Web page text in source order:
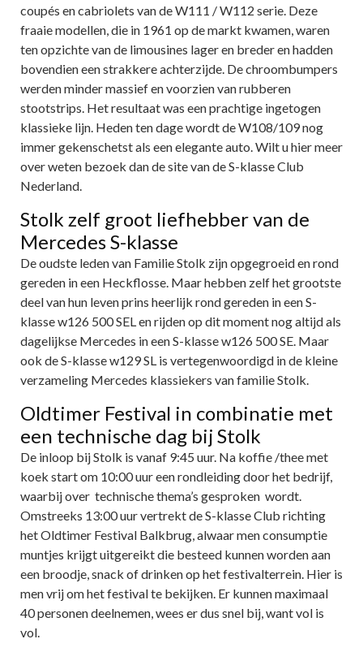
coupés en cabriolets van de W111 / W112 serie. Deze
fraaie modellen, die in 1961 op de markt kwamen, waren
ten opzichte van de limousines lager en breder en hadden
bovendien een strakkere achterzijde. De chroombumpers
werden minder massief en voorzien van rubberen
stootstrips. Het resultaat was een prachtige ingetogen
klassieke lijn. Heden ten dage wordt de W108/109 nog
immer gekenschetst als een elegante auto. Wilt u hier meer
over weten bezoek dan de site van de S-klasse Club
Nederland.
Stolk zelf groot liefhebber van de
Mercedes S-klasse
De oudste leden van Familie Stolk zijn opgegroeid en rond
gereden in een Heckflosse. Maar hebben zelf het grootste
deel van hun leven prins heerlijk rond gereden in een S-
klasse w126 500 SEL en rijden op dit moment nog altijd als
dagelijkse Mercedes in een S-klasse w126 500 SE. Maar
ook de S-klasse w129 SL is vertegenwoordigd in de kleine
verzameling Mercedes klassiekers van familie Stolk.
Oldtimer Festival in combinatie met
een technische dag bij Stolk
De inloop bij Stolk is vanaf 9:45 uur. Na koffie /thee met
koek start om 10:00 uur een rondleiding door het bedrijf,
waarbij over technische thema’s gesproken wordt.
Omstreeks 13:00 uur vertrekt de S-klasse Club richting
het Oldtimer Festival Balkbrug, alwaar men consumptie
muntjes krijgt uitgereikt die besteed kunnen worden aan
een broodje, snack of drinken op het festivalterrein. Hier is
men vrij om het festival te bekijken. Er kunnen maximaal
40 personen deelnemen, wees er dus snel bij, want vol is
vol.